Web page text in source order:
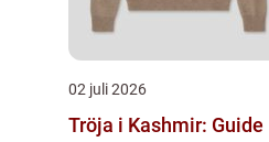
02 juli 2026
Tröja i Kashmir: Guide